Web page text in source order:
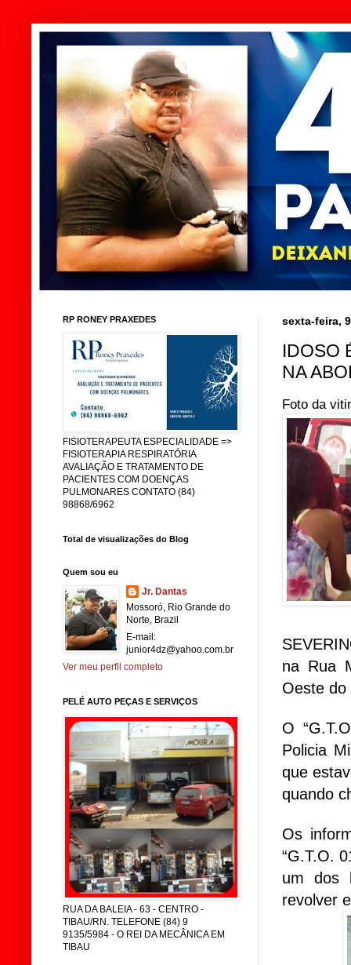
sexta-feira,
IDOSO
NA
Foto da
na Rua
Oeste do
O
Policia
que
quando
Os
“G.T.O.
um dos
revolver
RP RONEY PRAXEDES
FISIOTERAPEUTA ESPECIALIDADE =>
FISIOTERAPIA RESPIRATÓRIA
AVALIAÇÃO E TRATAMENTO DE
PACIENTES COM DOENÇAS
PULMONARES CONTATO (84)
98868/6962
Total de visualizações do Blog
Quem sou eu
Jr. Dantas
Mossoró, Rio Grande do
Norte, Brazil
E-mail:
junior4dz@yahoo.com.br
Ver meu perfil completo
PELÉ AUTO PEÇAS E SERVIÇOS
RUA DA BALEIA - 63 - CENTRO -
TIBAU/RN. TELEFONE (84) 9
9135/5984 - O REI DA MECÂNICA EM
TIBAU